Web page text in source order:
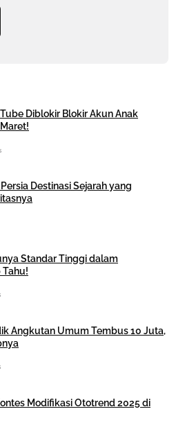
Diblokir Blokir Akun Anak
Destinasi Sejarah yang
Standar Tinggi dalam
Tahu!
Angkutan Umum Tembus 10 Juta,
Modifikasi Ototrend 2025 di